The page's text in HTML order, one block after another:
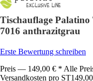
Tischauflage
7016 anthrazitgrau
Erste Bewertung schreiben
Preis — 149,00 € * Alle
Versandkosten pro ST